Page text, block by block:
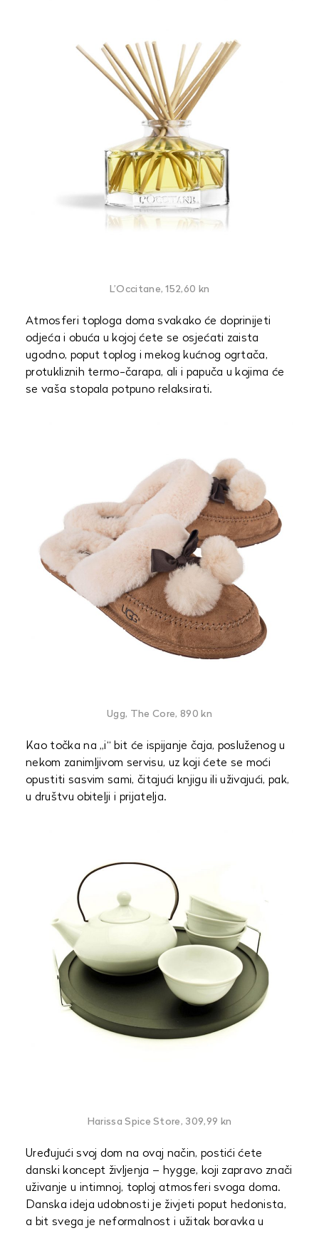
L’Occitane, 152,60 kn
Atmosferi toploga doma svakako će doprinijeti
odjeća i obuća u kojoj ćete se osjećati zaista
ugodno, poput toplog i mekog kućnog ogrtača,
protukliznih termo-čarapa, ali i papuča u kojima će
se vaša stopala potpuno relaksirati.
Ugg, The Core, 890 kn
Kao točka na „i“ bit će ispijanje čaja, posluženog u
nekom zanimljivom servisu, uz koji ćete se moći
opustiti sasvim sami, čitajući knjigu ili uživajući, pak,
u društvu obitelji i prijatelja.
Harissa Spice Store, 309,99 kn
Uređujući svoj dom na ovaj način, postići ćete
danski koncept življenja – hygge, koji zapravo znači
uživanje u intimnoj, toploj atmosferi svoga doma.
Danska ideja udobnosti je živjeti poput hedonista,
a bit svega je neformalnost i užitak boravka u